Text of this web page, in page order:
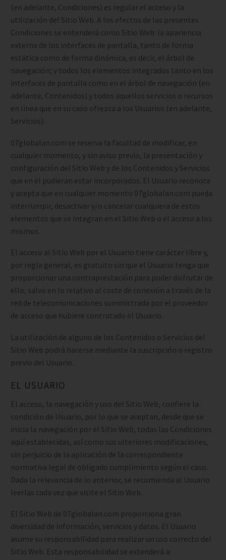
(en adelante, Condiciones) es regular el acceso y la
utilización del Sitio Web. A los efectos de las presentes
Condiciones se entenderá como Sitio Web: la apariencia
externa de los interfaces de pantalla, tanto de forma
estática como de forma dinámica, es decir, el árbol de
navegación; y todos los elementos integrados tanto en los
interfaces de pantalla como en el árbol de navegación (en
adelante, Contenidos) y todos aquellos servicios o recursos
en línea que en su caso ofrezca a los Usuarios (en adelante,
Servicios).
07globalan.com se reserva la facultad de modificar, en
cualquier momento, y sin aviso previo, la presentación y
configuración del Sitio Web y de los Contenidos y Servicios
que en él pudieran estar incorporados. El Usuario reconoce
y acepta que en cualquier momento 07globalan.com pueda
interrumpir, desactivar y/o cancelar cualquiera de estos
elementos que se integran en el Sitio Web o el acceso a los
mismos.
El acceso al Sitio Web por el Usuario tiene carácter libre y,
por regla general, es gratuito sin que el Usuario tenga que
proporcionar una contraprestación para poder disfrutar de
ello, salvo en lo relativo al coste de conexión a través de la
red de telecomunicaciones suministrada por el proveedor
de acceso que hubiere contratado el Usuario.
La utilización de alguno de los Contenidos o Servicios del
Sitio Web podrá hacerse mediante la suscripción o registro
previo del Usuario.
EL USUARIO
El acceso, la navegación y uso del Sitio Web, confiere la
condición de Usuario, por lo que se aceptan, desde que se
inicia la navegación por el Sitio Web, todas las Condiciones
aquí establecidas, así como sus ulteriores modificaciones,
sin perjuicio de la aplicación de la correspondiente
normativa legal de obligado cumplimiento según el caso.
Dada la relevancia de lo anterior, se recomienda al Usuario
leerlas cada vez que visite el Sitio Web.
El Sitio Web de 07globalan.com proporciona gran
diversidad de información, servicios y datos. El Usuario
asume su responsabilidad para realizar un uso correcto del
Sitio Web. Esta responsabilidad se extenderá a: